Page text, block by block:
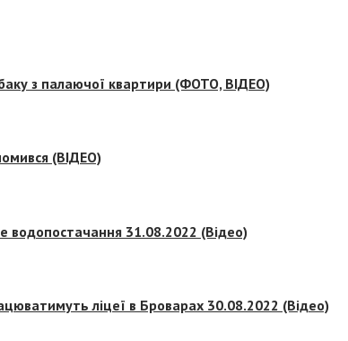
з палаючої квартири (ФОТО, ВІДЕО)
(ВІДЕО)
водопостачання 31.08.2022 (Відео)
ліцеї в Броварах 30.08.2022 (Відео)